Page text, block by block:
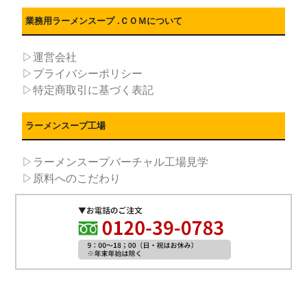
業務用ラーメンスープ .ＣＯＭについて
▷運営会社
▷プライバシーポリシー
▷特定商取引に基づく表記
ラーメンスープ工場
▷ラーメンスープバーチャル工場見学
▷原料へのこだわり